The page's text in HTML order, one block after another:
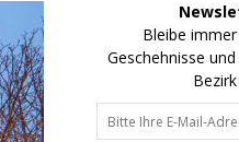
Bleibe
Geschehnisse